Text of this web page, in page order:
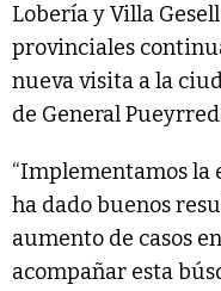
Lobería y Villa
provinciales
nueva visita a la
de General
“Implementamos la
ha dado buenos
aumento de casos
acompañar esta